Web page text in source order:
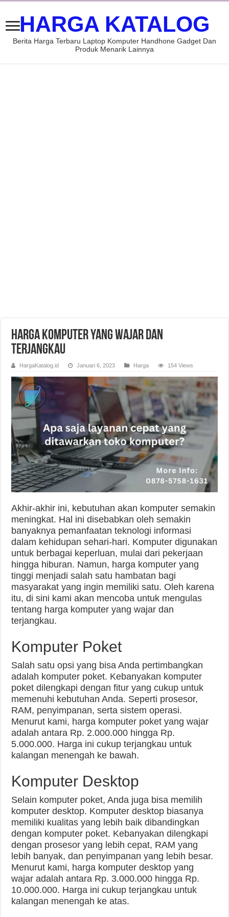
HARGA KATALOG
Berita Harga Terbaru Laptop Komputer Handhone Gadget Dan
Produk Menarik Lainnya
Harga Komputer yang Wajar dan
Terjangkau
HargaKatalog.id Januari 6, 2023 Harga 154 Views
Akhir-akhir ini, kebutuhan akan komputer semakin
meningkat. Hal ini disebabkan oleh semakin
banyaknya pemanfaatan teknologi informasi
dalam kehidupan sehari-hari. Komputer digunakan
untuk berbagai keperluan, mulai dari pekerjaan
hingga hiburan. Namun, harga komputer yang
tinggi menjadi salah satu hambatan bagi
masyarakat yang ingin memiliki satu. Oleh karena
itu, di sini kami akan mencoba untuk mengulas
tentang harga komputer yang wajar dan
terjangkau.
Komputer Poket
Salah satu opsi yang bisa Anda pertimbangkan
adalah komputer poket. Kebanyakan komputer
poket dilengkapi dengan fitur yang cukup untuk
memenuhi kebutuhan Anda. Seperti prosesor,
RAM, penyimpanan, serta sistem operasi.
Menurut kami, harga komputer poket yang wajar
adalah antara Rp. 2.000.000 hingga Rp.
5.000.000. Harga ini cukup terjangkau untuk
kalangan menengah ke bawah.
Komputer Desktop
Selain komputer poket, Anda juga bisa memilih
komputer desktop. Komputer desktop biasanya
memiliki kualitas yang lebih baik dibandingkan
dengan komputer poket. Kebanyakan dilengkapi
dengan prosesor yang lebih cepat, RAM yang
lebih banyak, dan penyimpanan yang lebih besar.
Menurut kami, harga komputer desktop yang
wajar adalah antara Rp. 3.000.000 hingga Rp.
10.000.000. Harga ini cukup terjangkau untuk
kalangan menengah ke atas.